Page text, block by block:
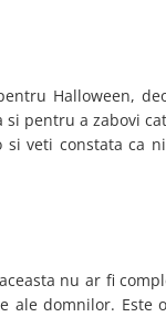
Halloween,
pentru a zabovi
veti constata ca
nu ar fi
domnilor. Este